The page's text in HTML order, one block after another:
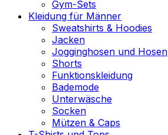
Gym-Sets
Kleidung für Männer
Sweatshirts & Hoodies
Jacken
Jogginghosen und Hosen
Shorts
Funktionskleidung
Bademode
Unterwäsche
Socken
Mützen & Caps